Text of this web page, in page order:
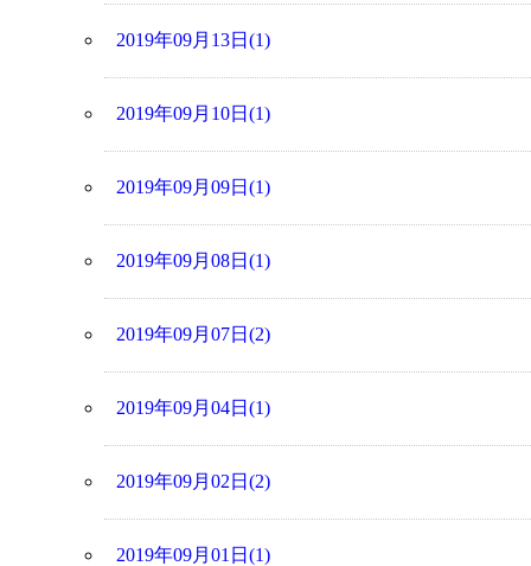
2019年09月13日(1)
2019年09月10日(1)
2019年09月09日(1)
2019年09月08日(1)
2019年09月07日(2)
2019年09月04日(1)
2019年09月02日(2)
2019年09月01日(1)